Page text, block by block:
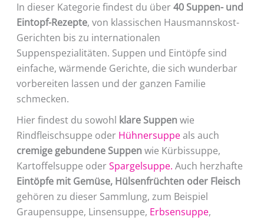
In dieser Kategorie findest du über40 Suppen- und
Eintopf-Rezepte, von klassischen Hausmannskost-
Gerichten bis zu internationalen
Suppenspezialitäten. Suppen und Eintöpfe sind
einfache, wärmende Gerichte, die sich wunderbar
vorbereiten lassen und der ganzen Familie
schmecken.
Hier findest du sowohl klare Suppen wie
Rindfleischsuppe oder Hühnersuppeals auch
cremige gebundene Suppen wie Kürbissuppe,
Kartoffelsuppe oderSpargelsuppe. Auch herzhafte
Eintöpfe mit Gemüse, Hülsenfrüchten oder Fleisch
gehören zu dieser Sammlung, zum Beispiel
Graupensuppe, Linsensuppe, Erbsensuppe,